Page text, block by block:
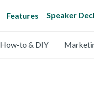
Features Speaker
How-to & DIY